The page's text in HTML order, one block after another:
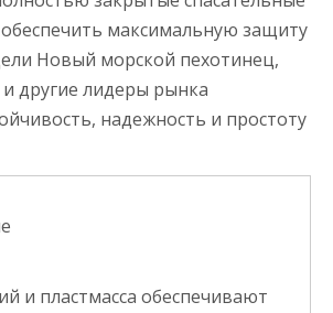
максимальную защиту
Новый морской пехотинец,
другие лидеры рынка
надежность и простоту
и пластмасса обеспечивают